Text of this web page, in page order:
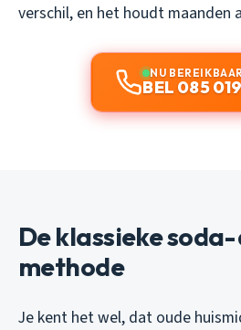
verschil, en het houdt maanden
NU BEREIKBAAR
BEL 085
De klassieke
methode
Je kent het wel, dat oude